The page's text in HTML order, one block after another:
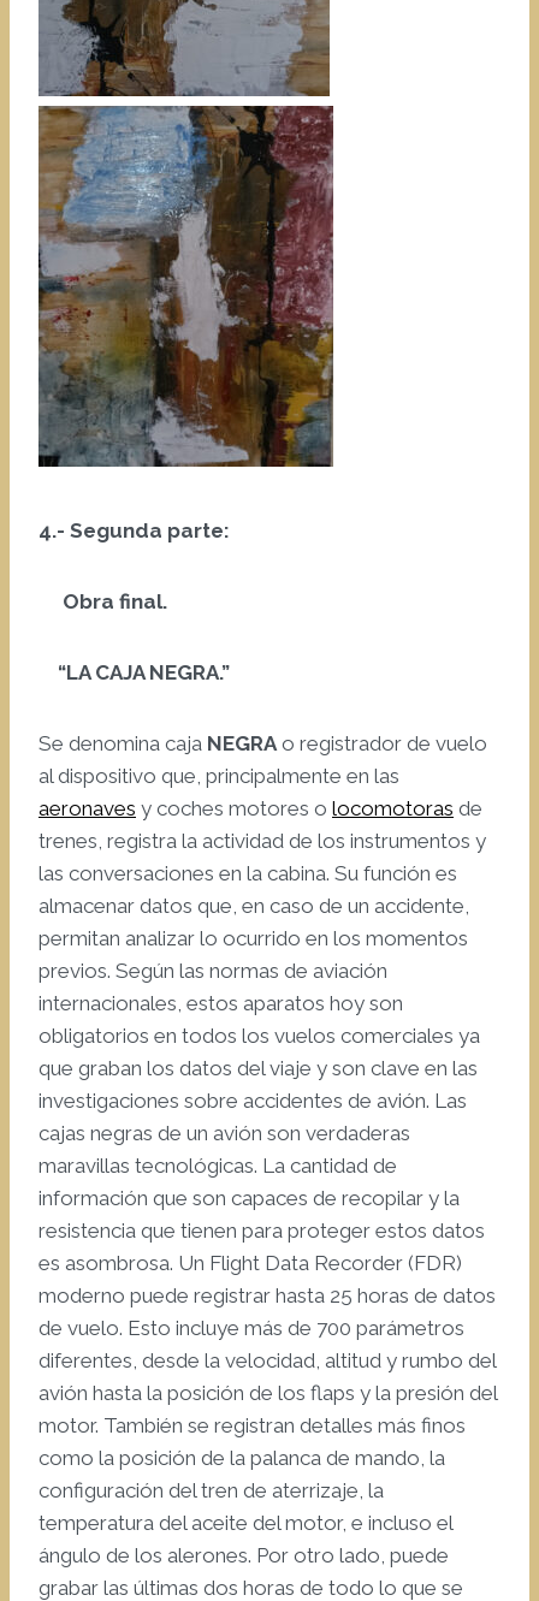
4.- Segunda parte:
Obra final.
“LA CAJA NEGRA.”
Se denomina caja NEGRA o registrador de vuelo
al dispositivo que, principalmente en las
aeronaves y coches motores o locomotoras de
trenes, registra la actividad de los instrumentos y
las conversaciones en la cabina. Su función es
almacenar datos que, en caso de un accidente,
permitan analizar lo ocurrido en los momentos
previos. Según las normas de aviación
internacionales, estos aparatos hoy son
obligatorios en todos los vuelos comerciales ya
que graban los datos del viaje y son clave en las
investigaciones sobre accidentes de avión. Las
cajas negras de un avión son verdaderas
maravillas tecnológicas. La cantidad de
información que son capaces de recopilar y la
resistencia que tienen para proteger estos datos
es asombrosa. Un Flight Data Recorder (FDR)
moderno puede registrar hasta 25 horas de datos
de vuelo. Esto incluye más de 700 parámetros
diferentes, desde la velocidad, altitud y rumbo del
avión hasta la posición de los flaps y la presión del
motor. También se registran detalles más finos
como la posición de la palanca de mando, la
configuración del tren de aterrizaje, la
temperatura del aceite del motor, e incluso el
ángulo de los alerones. Por otro lado, puede
grabar las últimas dos horas de todo lo que se